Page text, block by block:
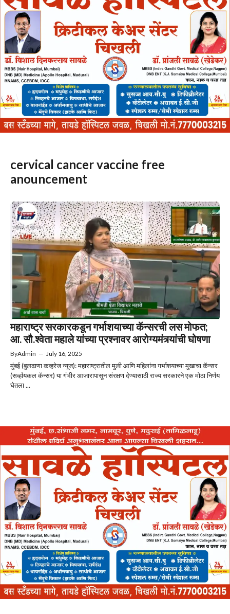
cervical cancer vaccine free
anouncement
महाराष्ट्र सरकारकडून गर्भाशयाच्या कॅन्सरची लस मोफत;
आ. सौ.श्वेता महाले यांच्या प्रश्नावर आरोग्यमंत्र्यांची घोषणा
ByAdmin — July 16, 2025
मुंबई (बुलढाणा कव्हरेज न्यूज): महाराष्ट्रातील मुली आणि महिलांना गर्भाशयाच्या मुखाचा कॅन्सर
(सर्व्हायकल कॅन्सर) या गंभीर आजारापासून संरक्षण देण्यासाठी राज्य सरकारने एक मोठा निर्णय
घेतला ...